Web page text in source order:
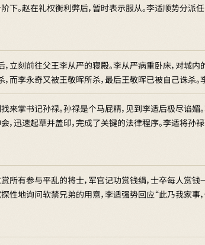
下。赵在礼权衡利弊后，暂时表示服从。李适顺势分派
立刻前往父王李从严的寝殿。李从严病重卧床，对城
而李永奇又被王敬晖所杀，最后王敬晖已被自己诛杀
来掌书记孙禄。孙禄是个马屁精，见到李适后极尽谄
，迅速起草并盖印，完成了关键的法律程序。李适将孙
所有参与平乱的将士，军官记功赏钱绢，士卒每人赏钱
性地询问软禁兄弟的用意，李适强势回应“此乃我家事